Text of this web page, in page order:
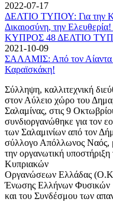
2022-07-17
ΔΕΛΤΙΟ ΤΥΠΟΥ: Για την
Δικαιοσύνη, την
ΚΥΠΡΟΣ 48 ΔΕΛΤΙΟ
2021-10-09
ΣΑΛΑΜΙΣ: Από τον Αίαντα
Καραϊσκάκη!
Σύλληψη, καλλιτεχνική
στον Αύλειο χώρο του
Σαλαμίνας, στις 9
συνδιοργανώθηκε για τον
των Σαλαμινίων από τον
σύλλογο Απόλλωνος Ναός,
την οργανωτική
Κυπριακών
Οργανώσεων Ελλάδας
Ένωσης Ελλήνων Φυσικών
και του Συνδέσμου των